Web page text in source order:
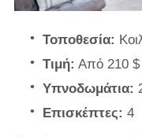
Τοποθεσία:
Τιμή: Από 210 $
Υπνοδωμάτια:
Επισκέπτες: 4